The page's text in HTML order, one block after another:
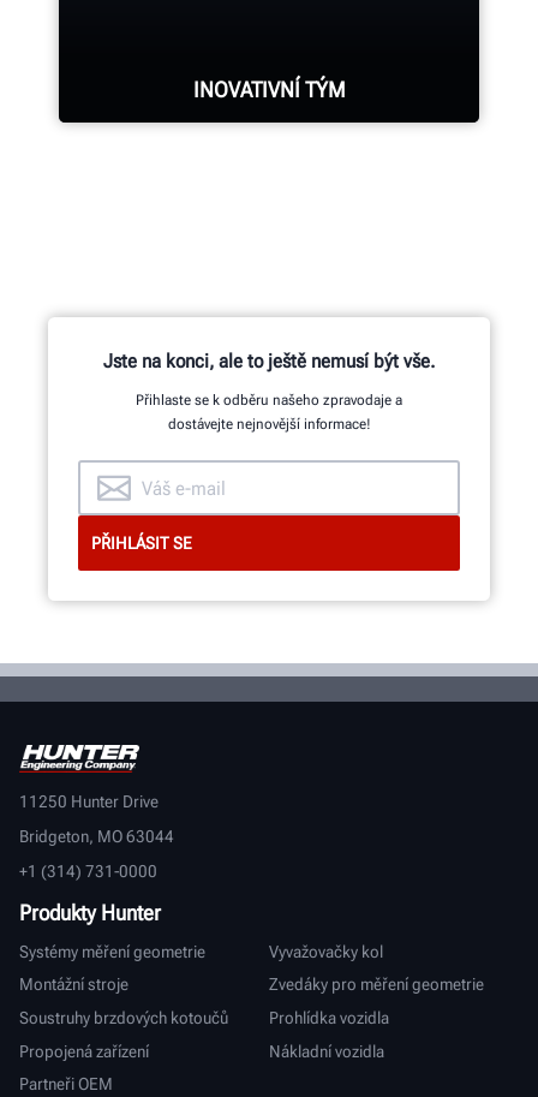
VYŽÁDAT SI SERVISNÍ ZÁSAH
INOVATIVNÍ TÝM
softwarových inženýrů.
INOVACE A KVALITA
Jste na konci, ale to ještě nemusí být vše.
Přihlaste se k odběru našeho zpravodaje a
dostávejte nejnovější informace!
11250 Hunter Drive
Bridgeton, MO 63044
+1 (314) 731-0000
Produkty Hunter
Systémy měření geometrie
Vyvažovačky kol
Montážní stroje
Zvedáky pro měření geometrie
Soustruhy brzdových kotoučů
Prohlídka vozidla
Propojená zařízení
Nákladní vozidla
Partneři OEM